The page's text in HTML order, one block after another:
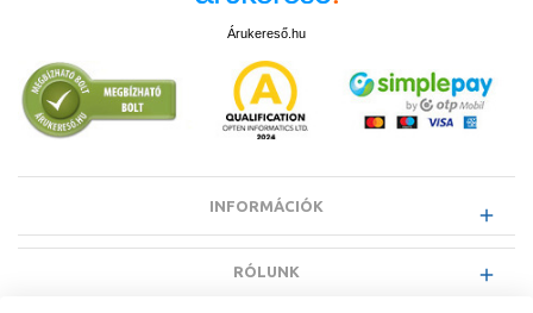
Árukereső.hu
INFORMÁCIÓK
RÓLUNK